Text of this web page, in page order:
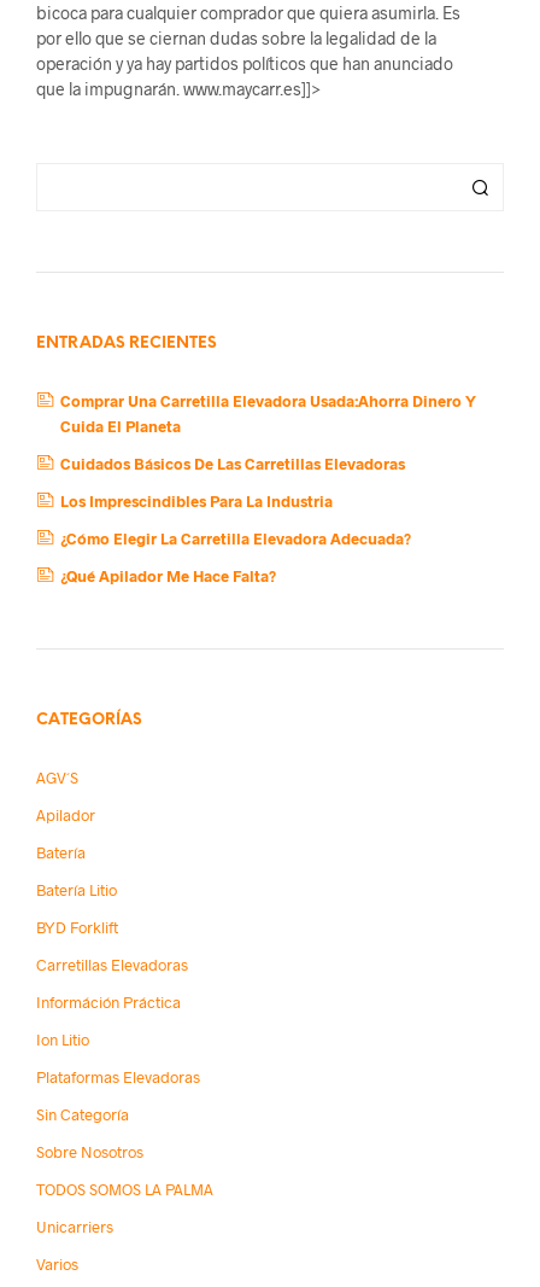
bicoca para cualquier comprador que quiera asumirla. Es
por ello que se ciernan dudas sobre la legalidad de la
operación y ya hay partidos políticos que han anunciado
que la impugnarán. www.maycarr.es]]>
ENTRADAS RECIENTES
Comprar Una Carretilla Elevadora Usada:Ahorra Dinero Y
Cuida El Planeta
Cuidados Básicos De Las Carretillas Elevadoras
Los Imprescindibles Para La Industria
¿Cómo Elegir La Carretilla Elevadora Adecuada?
¿Qué Apilador Me Hace Falta?
CATEGORÍAS
AGV´s
Apilador
Batería
Batería Litio
BYD Forklift
Carretillas Elevadoras
Információn Práctica
Ion Litio
Plataformas Elevadoras
Sin Categoría
Sobre Nosotros
TODOS SOMOS LA PALMA
Unicarriers
Varios